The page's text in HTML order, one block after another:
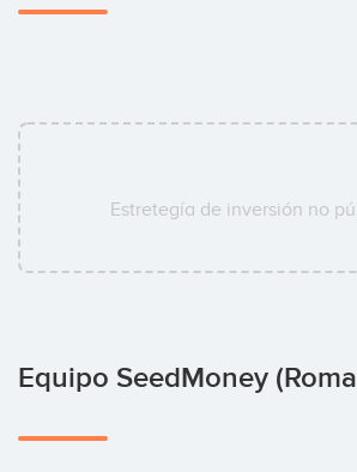
Estretegía de inversión no
Equipo SeedMoney